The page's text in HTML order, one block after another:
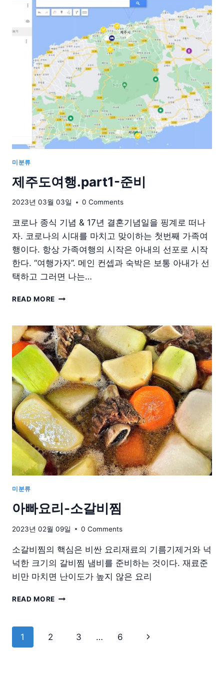
행.PART2-
날
미분류
제주도여행.part1-준비
2023년 03월 03일 0 Comments
코로나 종식 기념 & 17년 결혼기념일을 핑계로 떠나
자. 코로나의 시대를 마치고 맞이하는 첫번째 가족여
행이다. 항상 가족여행의 시작은 아내의 선포로 시작
한다. “여행가자”. 메인 컨셉과 숙박은 보통 아내가 선
택하고 그러면 나는…
READ MORE 제
여
행.PART1-
준
비
미분류
아빠요리-소갈비찜
2023년 02월 09일 0 Comments
소갈비찜의 핵심은 비싼 요리재료의 기름기제거와 넉
넉한 크기의 갈비찜 냄비를 준비하는 것이다. 재료준
비만 마치면 난이도가 높지 않은 요리
READ MORE
Page
navigation
1 2 3 … 6
Next